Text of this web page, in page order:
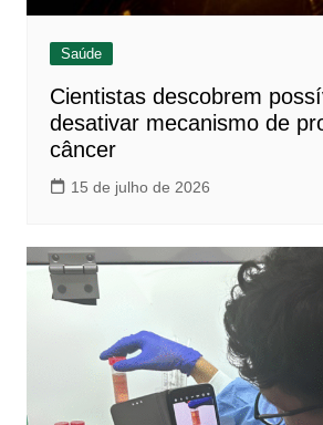
Saúde
Cientistas descobrem
desativar mecanismo de
câncer
15 de julho de 2026